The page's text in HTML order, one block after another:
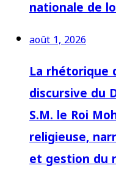
nationale de
août 1, 2026
La rhétorique
discursive du
S.M. le Roi
religieuse,
et gestion du